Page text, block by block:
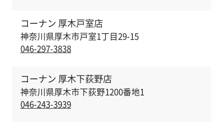
コーナン 厚木戸室店
神奈川県厚木市戸室1丁目29-15
046-297-3838
コーナン 厚木下荻野店
神奈川県厚木市下荻野1200番地1
046-243-3939